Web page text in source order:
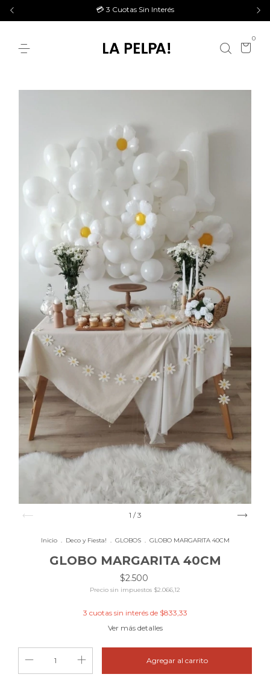
💳 3 Cuotas Sin Interés
0
1 /3
Inicio . Deco y Fiesta! . GLOBOS . GLOBO MARGARITA 40CM
GLOBO MARGARITA 40CM
$2.500
Precio sin impuestos $2.066,12
3 cuotas sin interés de $833,33
Ver más detalles